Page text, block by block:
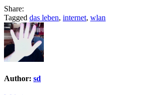
Share:
Tagged das leben, internet, wlan
Author: sd